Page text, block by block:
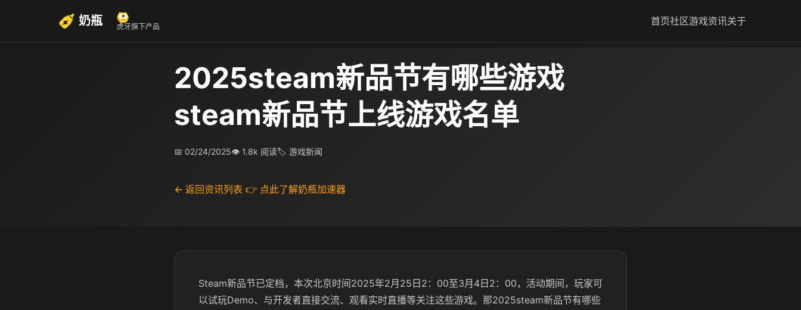
奶瓶 虎牙旗下产品 首页社区游戏资讯关于
2025steam新品节有哪些游戏
steam新品节上线游戏名单
📅 02/24/2025👁 1.8k 阅读🏷 游戏新闻
← 返回资讯列表 👉 点此了解奶瓶加速器
Steam新品节已定档，本次北京时间2025年2月25日2：00至3月4日2：00，活动期间，玩家可
以试玩Demo、与开发者直接交流、观看实时直播等关注这些游戏。那2025steam新品节有哪些